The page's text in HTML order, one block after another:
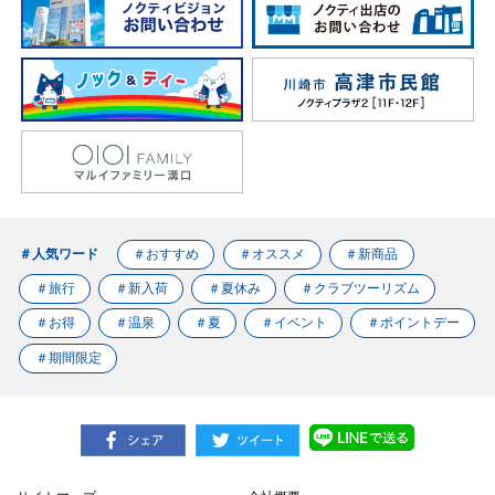
＃人気ワード ＃おすすめ ＃オススメ ＃新商品
＃旅行 ＃新入荷 ＃夏休み ＃クラブツーリズム
＃お得 ＃温泉 ＃夏 ＃イベント ＃ポイントデー
＃期間限定